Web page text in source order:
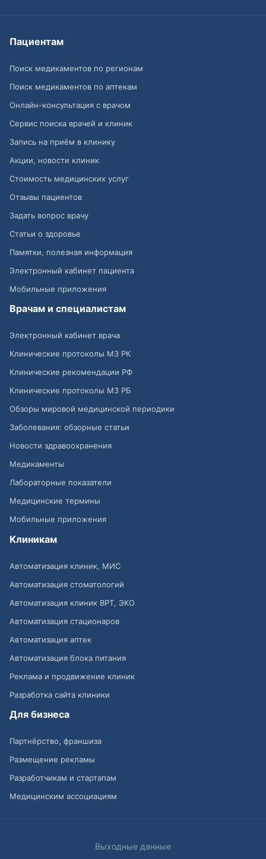
Пациентам
Поиск медикаментов по регионам
Поиск медикаментов по аптекам
Онлайн-консультация с врачом
Сервис поиска врачей и клиник
Запись на приём в клинику
Акции, новости клиник
Стоимость медицинских услуг
Отзывы пациентов
Задать вопрос врачу
Статьи о здоровье
Памятки, полезная информация
Электронный кабинет пациента
Мобильные приложения
Врачам и специалистам
Электронный кабинет врача
Клинические протоколы МЗ РК
Клинические рекомендации РФ
Клинические протоколы МЗ РБ
Обзоры мировой медицинской периодики
Заболевания: обзорные статьи
Новости здравоохранения
Медикаменты
Лабораторные показатели
Медицинские термины
Мобильные приложения
Клиникам
Автоматизация клиник, МИС
Автоматизация стоматологий
Автоматизация клиник ВРТ, ЭКО
Автоматизация стационаров
Автоматизация аптек
Автоматизация блока питания
Реклама и продвижение клиник
Разработка сайта клиники
Для бизнеса
Партнёрство, франшиза
Размещение рекламы
Разработчикам и стартапам
Медицинским ассоциациям
Выходные данные